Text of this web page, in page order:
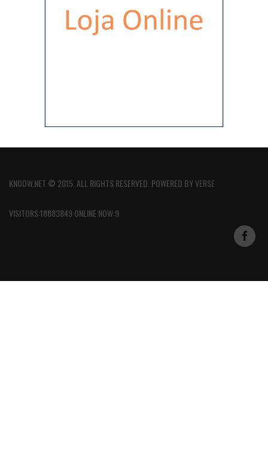
KNOOW.NET © 2015. ALL RIGHTS RESERVED. POWERED BYVERSE
VISITORS:18883849 ONLINE NOW:9